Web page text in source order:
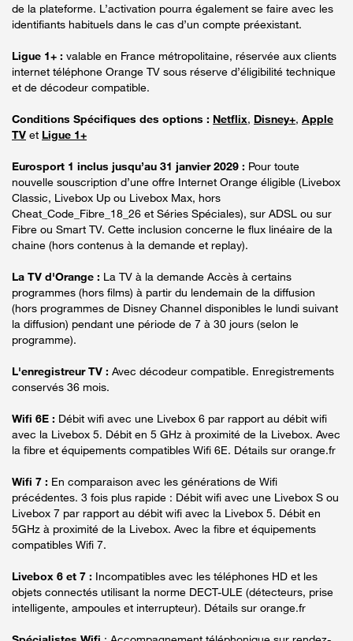
de la plateforme. L’activation pourra également se faire avec les
identifiants habituels dans le cas d’un compte préexistant.
Ligue 1+ : valable en France métropolitaine, réservée aux clients
internet téléphone Orange TV sous réserve d’éligibilité technique
et de décodeur compatible.
Conditions Spécifiques des options : Netflix, Disney+, Apple
TV et Ligue 1+
Eurosport 1 inclus jusqu’au 31 janvier 2029 : Pour toute
nouvelle souscription d’une offre Internet Orange éligible (Livebox
Classic, Livebox Up ou Livebox Max, hors
Cheat_Code_Fibre_18_26 et Séries Spéciales), sur ADSL ou sur
Fibre ou Smart TV. Cette inclusion concerne le flux linéaire de la
chaine (hors contenus à la demande et replay).
La TV d'Orange : La TV à la demande Accès à certains
programmes (hors films) à partir du lendemain de la diffusion
(hors programmes de Disney Channel disponibles le lundi suivant
la diffusion) pendant une période de 7 à 30 jours (selon le
programme).
L'enregistreur TV : Avec décodeur compatible. Enregistrements
conservés 36 mois.
Wifi 6E : Débit wifi avec une Livebox 6 par rapport au débit wifi
avec la Livebox 5. Débit en 5 GHz à proximité de la Livebox. Avec
la fibre et équipements compatibles Wifi 6E. Détails sur orange.fr
Wifi 7 : En comparaison avec les générations de Wifi
précédentes. 3 fois plus rapide : Débit wifi avec une Livebox S ou
Livebox 7 par rapport au débit wifi avec la Livebox 5. Débit en
5GHz à proximité de la Livebox. Avec la fibre et équipements
compatibles Wifi 7.
Livebox 6 et 7 : Incompatibles avec les téléphones HD et les
objets connectés utilisant la norme DECT-ULE (détecteurs, prise
intelligente, ampoules et interrupteur). Détails sur orange.fr